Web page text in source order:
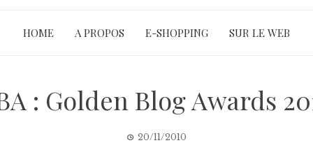
HOME A PROPOS E-SHOPPING SUR LE WEB
: Golden Blog Awards
20/11/2010